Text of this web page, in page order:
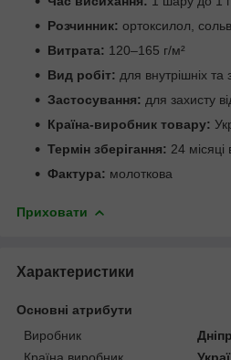
Розчинник: ортоксилол,
Витрата: 120–165 г/м²
Вид робіт: для внутрішніх та
Застосування: для захисту
Країна-виробник товару:
Термін зберігання: 24 місяці
Фактура: молоткова
Приховати
Характеристики
Основні атрибути
Виробник
Країна виробник